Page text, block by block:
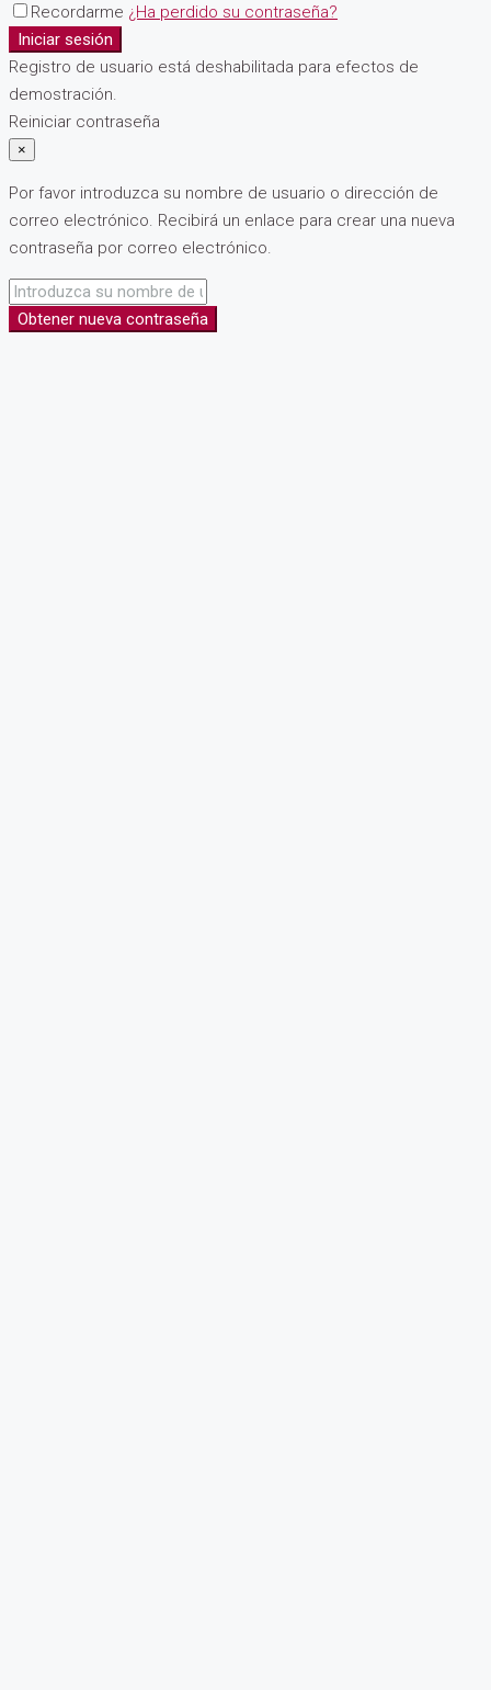
Recordarme ¿Ha perdido su contraseña?
Iniciar sesión
Registro de usuario está deshabilitada para efectos de
demostración.
Reiniciar contraseña
×
Por favor introduzca su nombre de usuario o dirección de
correo electrónico. Recibirá un enlace para crear una nueva
contraseña por correo electrónico.
Obtener nueva contraseña